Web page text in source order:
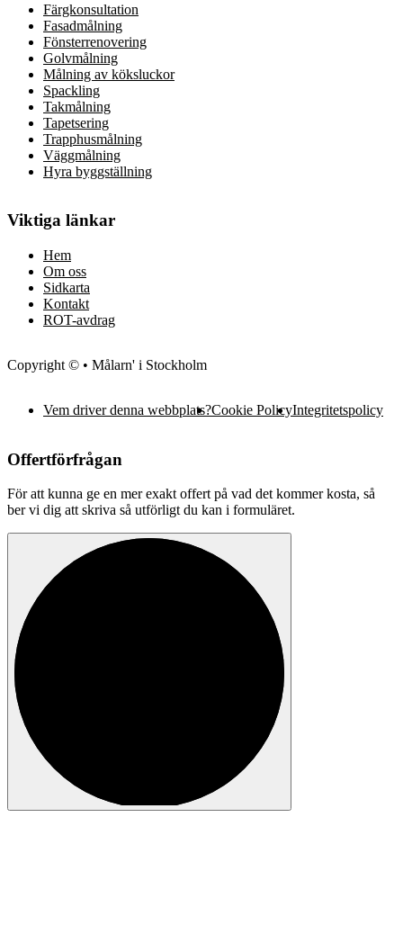
Färgkonsultation
Fasadmålning
Fönsterrenovering
Golvmålning
Målning av köksluckor
Spackling
Takmålning
Tapetsering
Trapphusmålning
Väggmålning
Hyra byggställning
Viktiga länkar
Hem
Om oss
Sidkarta
Kontakt
ROT-avdrag
Copyright © • Målarn' i Stockholm
Vem driver denna webbplats?Cookie PolicyIntegritetspolicy
Offertförfrågan
För att kunna ge en mer exakt offert på vad det kommer kosta, så
ber vi dig att skriva så utförligt du kan i formuläret.